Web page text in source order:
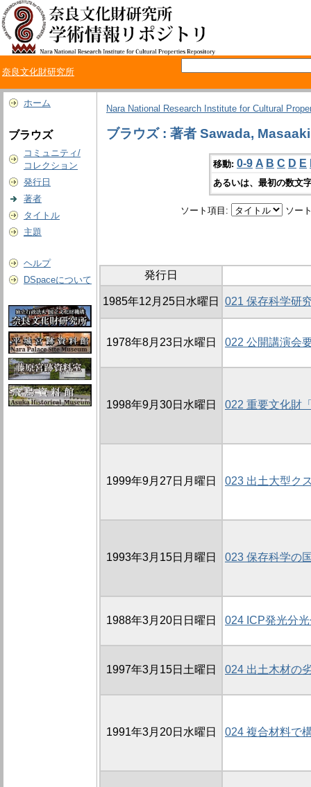
奈良文化財研究所
ホーム
ブラウズ
コミュニティ/
コレクション
発行日
著者
タイトル
主題
ヘルプ
DSpaceについて
Nara National Research Institute for Cultural
ブラウズ : 著者 Sawada, Masaaki
移動: 0-9 A B C D E
あるいは、最初の数文
ソート項目: ソー
発行日
1985年12月25日水曜日 021 保存科学研
1978年8月23日水曜日 022 公開講演会
1998年9月30日水曜日 022 重要文化財
1999年9月27日月曜日 023 出土大型ク
1993年3月15日月曜日 023 保存科学の
1988年3月20日日曜日 024 ICP発光分
1997年3月15日土曜日 024 出土木材の
1991年3月20日水曜日 024 複合材料で